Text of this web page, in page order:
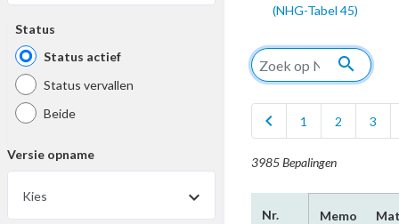
Status
Status actief
Status vervallen
Beide
Versie opname
Kies
(NHG-Tabel 45)
search
chevron_left 1 2 3
3985 Bepalingen
Nr. Memo